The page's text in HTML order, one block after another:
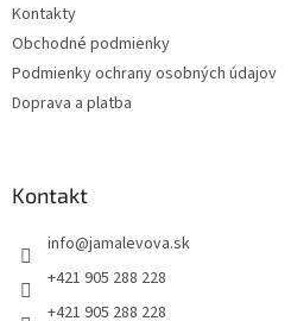
Kontakty
Obchodné podmienky
Podmienky ochrany osobných údajov
Doprava a platba
Kontakt
info@jamalevova.sk
+421 905 288 228
+421 905 288 228